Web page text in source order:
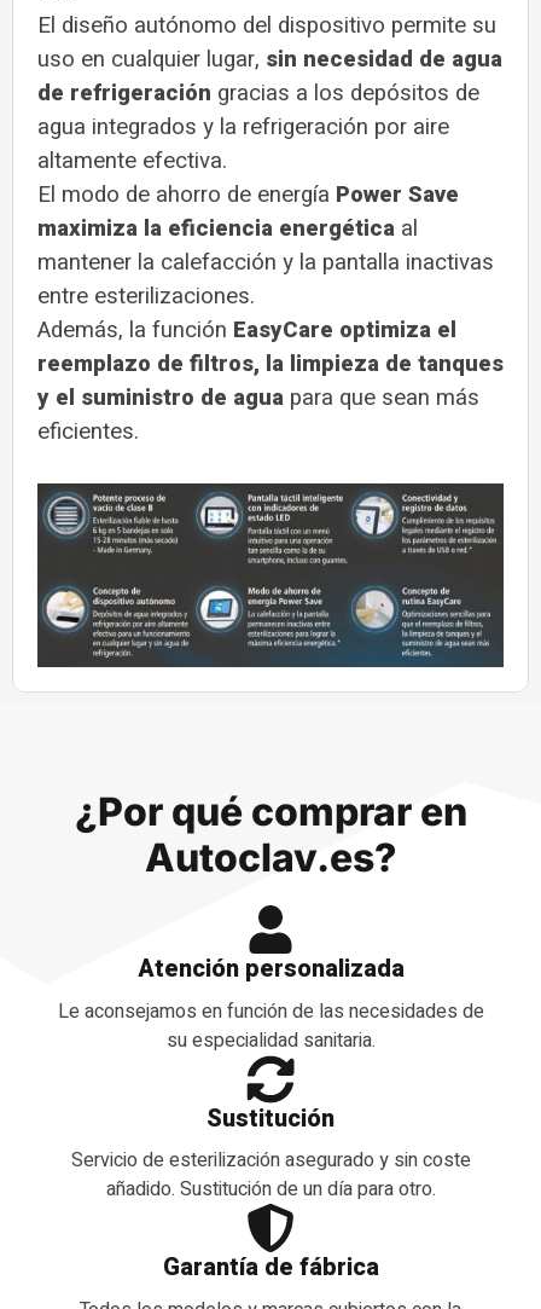
El diseño autónomo del dispositivo permite su
uso en cualquier lugar, sin necesidad de agua
de refrigeración gracias a los depósitos de
agua integrados y la refrigeración por aire
altamente efectiva.
El modo de ahorro de energía Power Save
maximiza la eficiencia energética al
mantener la calefacción y la pantalla inactivas
entre esterilizaciones.
Además, la función EasyCare optimiza el
reemplazo de filtros, la limpieza de tanques
y el suministro de agua para que sean más
eficientes.
¿Por qué comprar en
Autoclav.es?
Atención personalizada
Le aconsejamos en función de las necesidades de
su especialidad sanitaria.
Sustitución
Servicio de esterilización asegurado y sin coste
añadido. Sustitución de un día para otro.
Garantía de fábrica